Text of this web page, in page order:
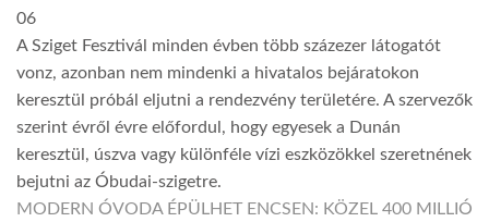
06
A Sziget Fesztivál minden évben több százezer látogatót
vonz, azonban nem mindenki a hivatalos bejáratokon
keresztül próbál eljutni a rendezvény területére. A szervezők
szerint évről évre előfordul, hogy egyesek a Dunán
keresztül, úszva vagy különféle vízi eszközökkel szeretnének
bejutni az Óbudai-szigetre.
MODERN ÓVODA ÉPÜLHET ENCSEN: KÖZEL 400 MILLIÓ